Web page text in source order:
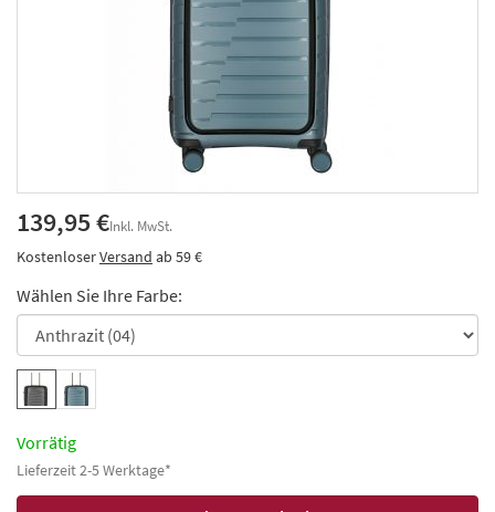
139,95 €Inkl. MwSt.
KostenloserVersand ab 59 €
Wählen Sie Ihre Farbe:
Vorrätig
Lieferzeit 2-5 Werktage*